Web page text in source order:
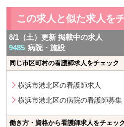
この求人と似た求人を
8/1（土）更新 掲載中の求人
9485 病院・施設
同じ市区町村の看護師求人をチェック
横浜市港北区の看護師求人
横浜市港北区の病院の看護師募集
働き方・資格から看護師求人をチェッ